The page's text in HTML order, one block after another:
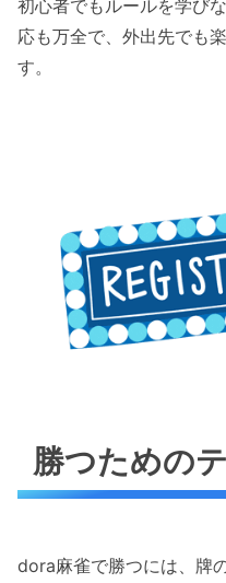
初心者でもルールを学び
応も万全で、外出先でも
す。
勝つための
dora麻雀で勝つには、牌